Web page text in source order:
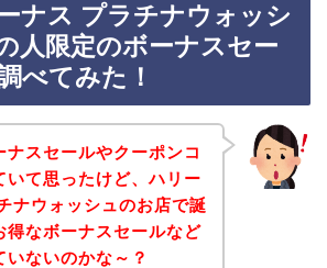
ナス プラチナウォッシ
人限定のボーナスセー
べてみた！
ナスセールやクーポンコ
いて思ったけど、ハリー
ナウォッシュのお店で誕
得なボーナスセールなど
ないのかな～？